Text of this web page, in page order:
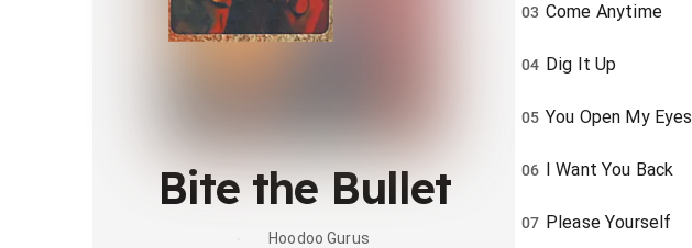
Bite the Bullet
Hoodoo Gurus
03 Come Anytime
04 Dig It Up
05 You Open My Eyes
06 I Want You Back
07 Please Yourself